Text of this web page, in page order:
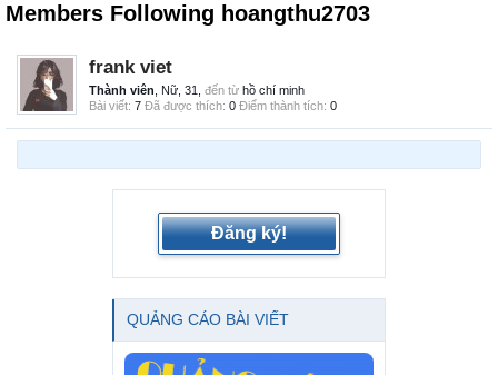
Members Following hoangthu2703
frank viet
Thành viên , Nữ, 31, đến từ hồ chí minh
Bài viết: 7 Đã được thích: 0 Điểm thành tích: 0
Đăng ký!
QUẢNG CÁO BÀI VIẾT